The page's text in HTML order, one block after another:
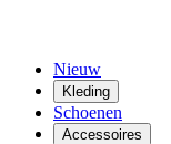
Nieuw
Kleding
Schoenen
Accessoires